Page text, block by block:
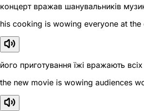
концерт вражав шанувальників
his cooking is wowing everyone at the
його приготування їжі вражають
the new movie is wowing audiences